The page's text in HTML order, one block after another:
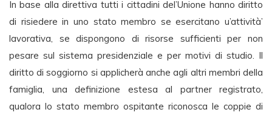
In base alla direttiva tutti i cittadini del’Unione hanno diritto
di risiedere in uno stato membro se esercitano u’attività’
lavorativa, se dispongono di risorse sufficienti per non
pesare sul sistema presidenziale e per motivi di studio. Il
diritto di soggiorno si applicherà anche agli altri membri della
famiglia, una definizione estesa al partner registrato,
qualora lo stato membro ospitante riconosca le coppie di